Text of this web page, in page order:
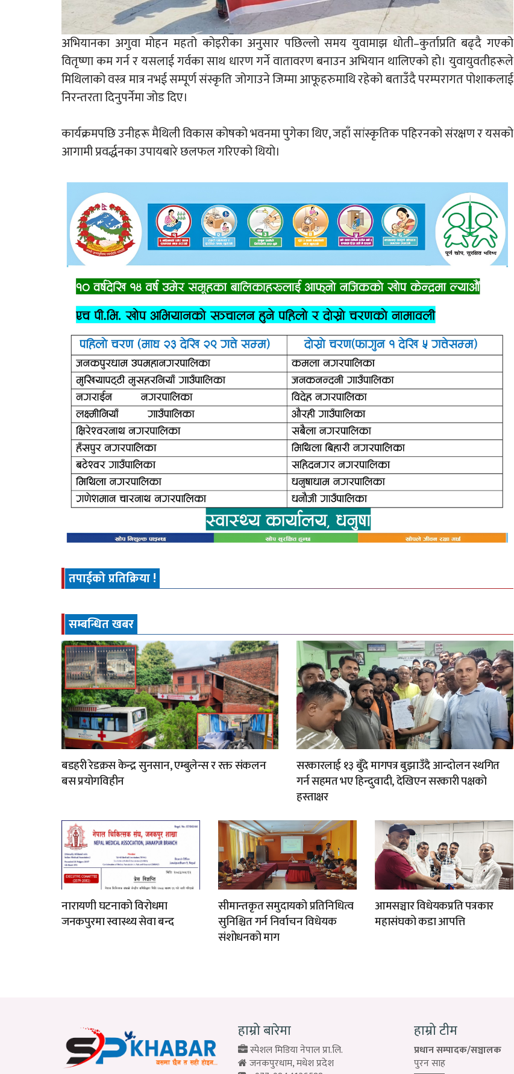
अभियानका अगुवा मोहन महतो कोइरीका अनुसार पछिल्लो समय युवामाझ धोती–कुर्ताप्रति बढ्दै गएको
वितृष्णा कम गर्न र यसलाई गर्वका साथ धारण गर्ने वातावरण बनाउन अभियान थालिएको हो। युवायुवतीहरूले
मिथिलाको वस्त्र मात्र नभई सम्पूर्ण संस्कृति जोगाउने जिम्मा आफूहरुमाथि रहेको बताउँदै परम्परागत पोशाकलाई
निरन्तरता दिनुपर्नेमा जोड दिए।
कार्यक्रमपछि उनीहरू मैथिली विकास कोषको भवनमा पुगेका थिए, जहाँ सांस्कृतिक पहिरनको संरक्षण र यसको
आगामी प्रवर्द्धनका उपायबारे छलफल गरिएको थियो।
तपाईको प्रतिक्रिया !
सम्बन्धित खबर
बडहरी रेडक्रस केन्द्र सुनसान, एम्बुलेन्स र रक्त संकलन
बस प्रयोगविहीन
सरकारलाई १३ बुँदे मागपत्र बुझाउँदै आन्दोलन स्थगित
गर्न सहमत भए हिन्दुवादी, देखिएन सरकारी पक्षको
हस्ताक्षर
नारायणी घटनाको विरोधमा
जनकपुरमा स्वास्थ्य सेवा बन्द
सीमान्तकृत समुदायको प्रतिनिधित्व
सुनिश्चित गर्न निर्वाचन विधेयक
संशोधनको माग
आमसञ्चार विधेयकप्रति पत्रकार
महासंघको कडा आपत्ति
हाम्रो बारेमा
स्पेशल मिडिया नेपाल प्रा.लि.
जनकपुरधाम, मधेश प्रदेश
हाम्रो टीम
प्रधान सम्पादक/सञ्चालक
पुरन साह